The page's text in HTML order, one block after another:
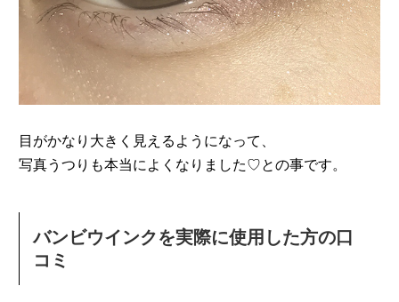
目がかなり大きく見えるようになって、
写真うつりも本当によくなりました♡との事です。
バンビウインクを実際に使用した方の口
コミ